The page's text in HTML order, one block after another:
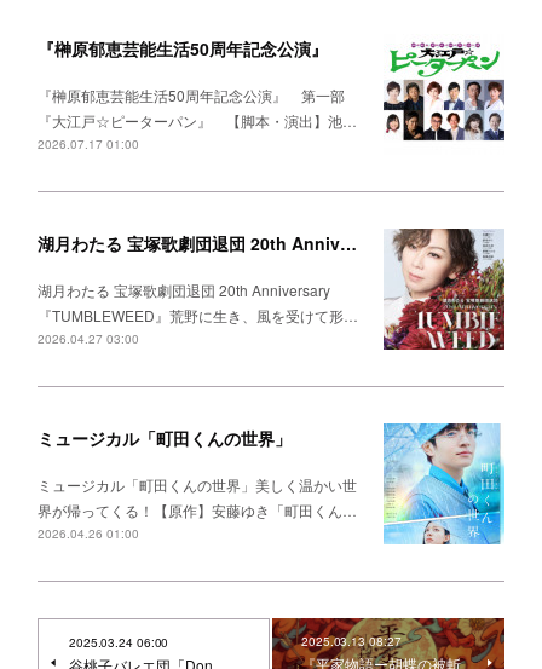
『榊原郁恵芸能生活50周年記念公演』
『榊原郁恵芸能生活50周年記念公演』 第一部
『大江戸☆ピーターパン』 【脚本・演出】池…
2026.07.17 01:00
湖月わたる 宝塚歌劇団退団 20th Anniversary 『TUMBLEWEED』
湖月わたる 宝塚歌劇団退団 20th Anniversary
『TUMBLEWEED』荒野に生き、風を受けて形…
2026.04.27 03:00
ミュージカル「町田くんの世界」
ミュージカル「町田くんの世界」美しく温かい世
界が帰ってくる！【原作】安藤ゆき「町田くん…
2026.04.26 01:00
2025.03.24 06:00 2025.03.13 08:27
『平家物語ー胡蝶の被斬